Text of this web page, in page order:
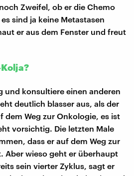
Zweifel, ob er die Chemo
sind ja keine Metastasen
er aus dem Fenster und freut
und konsultiere einen anderen
deutlich blasser aus, als der
dem Weg zur Onkologie, es ist
vorsichtig. Die letzten Male
dass er auf dem Weg zur
Aber wieso geht er überhaupt
sein vierter Zyklus, sagt er